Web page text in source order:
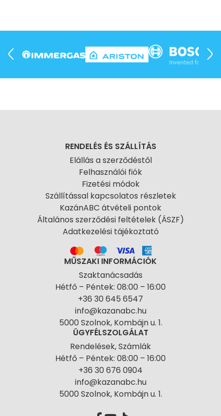
RENDELÉS ÉS SZÁLLÍTÁS
Elállás a szerződéstől
Felhasználói fiók
Fizetési módok
Szállítással kapcsolatos részletek
KazánABC átvételi pontok
Általános szerződési feltételek (ÁSZF)
Adatkezelési tájékoztató
MŰSZAKI INFORMÁCIÓK
Szaktanácsadás
Hétfő – Péntek: 08:00 – 16:00
+36 30 645 6547
info@kazanabc.hu
5000 Szolnok, Kombájn u. 1.
ÜGYFÉLSZOLGÁLAT
Rendelések, Számlák
Hétfő – Péntek: 08:00 – 16:00
+36 30 676 0904
info@kazanabc.hu
5000 Szolnok, Kombájn u. 1.